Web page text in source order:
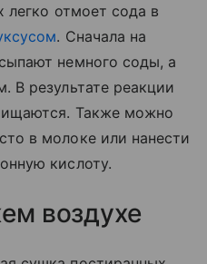
легко отмоет сода в
. Сначала на
немного соды, а
В результате реакции
Также можно
в молоке или нанести
кислоту.
воздухе